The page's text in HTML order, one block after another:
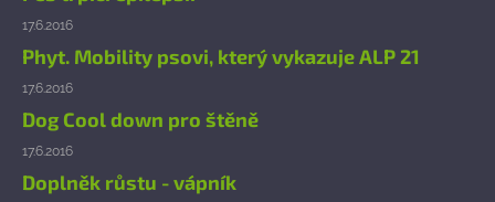
17.6.2016
Phyt. Mobility psovi, který vykazuje ALP 21
17.6.2016
Dog Cool down pro štěně
17.6.2016
Doplněk růstu - vápník